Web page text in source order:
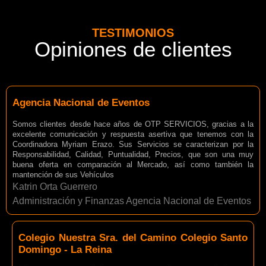
TESTIMONIOS
Opiniones de clientes
Agencia Nacional de Eventos
Somos clientes desde hace años de OTP SERVICIOS, gracias a la
excelente comunicación y respuesta asertiva que tenemos con la
Coordinadora Myriam Erazo. Sus Servicios se caracterizan por la
Responsabilidad, Calidad, Puntualidad, Precios, que son una muy
buena oferta en comparación al Mercado, así como también la
mantención de sus Vehículos
Katrin Orta Guerrero
Administración y Finanzas Agencia Nacional de Eventos
Colegio Nuestra Sra. del Camino Colegio Santo
Domingo - La Reina